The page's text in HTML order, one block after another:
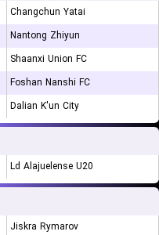
Changchun Yatai
Nantong Zhiyun
Shaanxi Union FC
Foshan Nanshi FC
Dalian K'un City
Ld Alajuelense U20
Jiskra Rymarov